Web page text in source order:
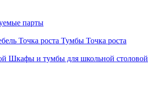
парты
Точка роста Тумбы Точка роста
Шкафы и тумбы для школьной столовой